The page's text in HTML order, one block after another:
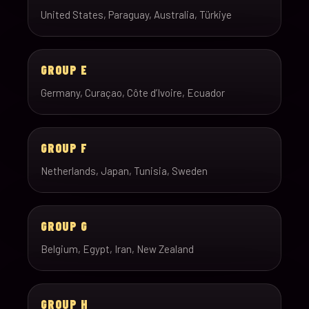
United States, Paraguay, Australia, Türkiye
GROUP E
Germany, Curaçao, Côte d’Ivoire, Ecuador
GROUP F
Netherlands, Japan, Tunisia, Sweden
GROUP G
Belgium, Egypt, Iran, New Zealand
GROUP H